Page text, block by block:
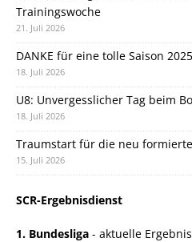
Trainingswoche
21. Juli 2026
DANKE für eine tolle Saison
18. Juli 2026
U8: Unvergesslicher Tag beim
18. Juli 2026
Traumstart für die neu formierte
15. Juli 2026
SCR-Ergebnisdienst
1. Bundesliga - aktuelle